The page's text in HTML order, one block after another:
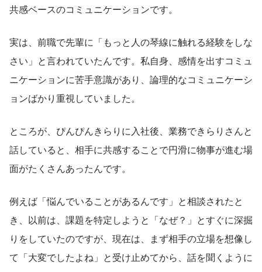
共感ベースのコミュニケーションです。
実は、前職で先輩に「もっと人の琴線に触れる経験をしな
さい」と言われていたんです。私自身、感情を出すコミュ
ニケーションに苦手意識があり、論理的なコミュニケーシ
ョンばかり重視していました。
ところが、ぴんぴんきらりに入社後、業務できらりさんと
話していると、相手に共感することで円滑に物事が進む場
面がたくさんあったんです。
例えば「悩んでいることがあるんです」と相談されたと
き、以前は、課題を特定しようと「なぜ？」とすぐに深掘
りをしていたのですが、現在は、まず相手の立場を想像し
て「大変でしたよね」と受け止めてから、話を聞くように